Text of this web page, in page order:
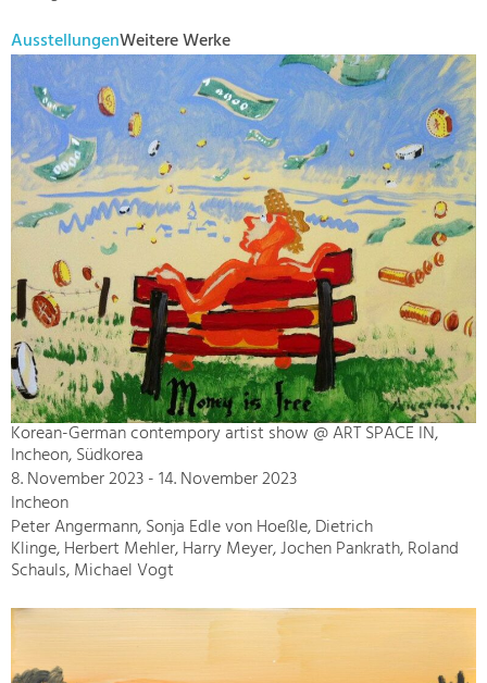
AusstellungenWeitere Werke
Korean-German contempory artist show @ ART SPACE IN,
Incheon, Südkorea
8. November 2023 - 14. November 2023
Incheon
Peter Angermann, Sonja Edle von Hoeßle, Dietrich
Klinge, Herbert Mehler, Harry Meyer, Jochen Pankrath, Roland
Schauls, Michael Vogt